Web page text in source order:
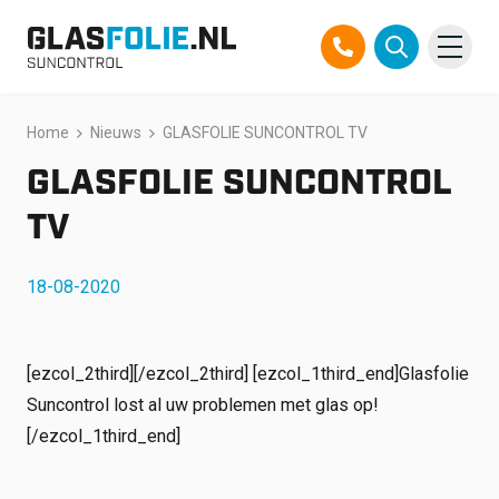
naar
inhoud
Producten
Oplossingen
Over ons
Over ons
Contact
Home Nieuws GLASFOLIE SUNCONTROL TV
GLASFOLIE SUNCONTROL
TV
18-08-2020
[ezcol_2third] [/ezcol_2third] [ezcol_1third_end]Glasfolie
Suncontrol lost al uw problemen met glas op!
[/ezcol_1third_end]